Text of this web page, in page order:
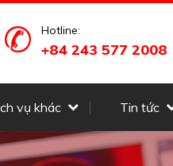
Hotline:
+84 243 577 2008
vụ khác Tin tức